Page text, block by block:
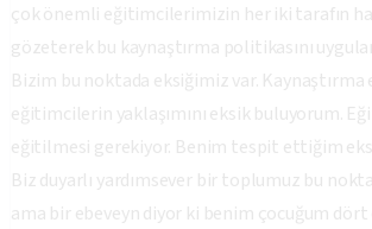
çok önemli eğitimcilerimizin her iki tarafın
gözeterek bu kaynaştırma politikasını
Bizim bu noktada eksiğimiz var.
eğitimcilerin yaklaşımını eksik buluyorum.
eğitilmesi gerekiyor. Benim tespit ettiğim
Biz duyarlı yardımsever bir toplumuz bu
ama bir ebeveyn diyor ki benim çocuğum